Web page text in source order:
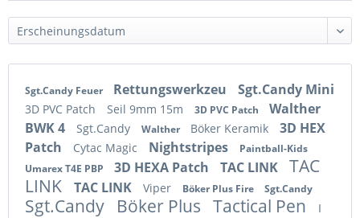
Sgt.Candy Feuer Rettungswerkzeu Sgt.Candy Mini
3D PVC Patch Seil 9mm 15m 3D PVC Patch
Walther
BWK 4
Sgt.Candy Walther Böker Keramik
3D HEX
Patch
Cytac Magic Nightstripes
Paintball-Kids
Umarex T4E PBP
3D HEXA Patch TAC LINK
TAC
LINK
TAC LINK Viper Böker Plus Fire Sgt.Candy
Sgt.Candy Böker Plus Tactical Pen
I